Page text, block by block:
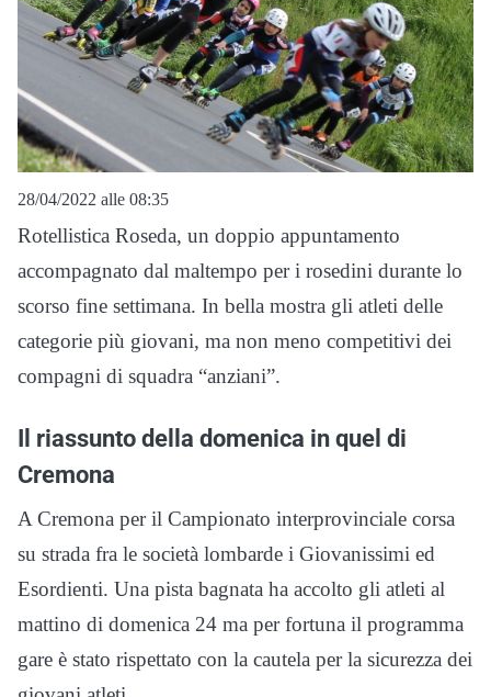
28/04/2022 alle 08:35
Rotellistica Roseda, un doppio appuntamento
accompagnato dal maltempo per i rosedini durante lo
scorso fine settimana. In bella mostra gli atleti delle
categorie più giovani, ma non meno competitivi dei
compagni di squadra “anziani”.
Il riassunto della domenica in quel di
Cremona
A Cremona per il Campionato interprovinciale corsa
su strada fra le società lombarde i Giovanissimi ed
Esordienti. Una pista bagnata ha accolto gli atleti al
mattino di domenica 24 ma per fortuna il programma
gare è stato rispettato con la cautela per la sicurezza dei